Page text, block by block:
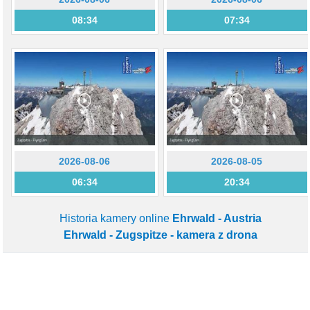
08:34
07:34
2026-08-06
06:34
2026-08-05
20:34
Historia kamery online Ehrwald - Austria
Ehrwald - Zugspitze - kamera z drona